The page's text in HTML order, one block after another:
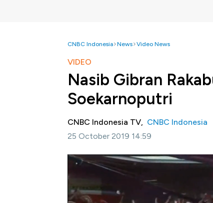
CNBC Indonesia News Video News
VIDEO
Nasib Gibran
Soekarnoputri
CNBC Indonesia TV, CNBC Indonesia
25 October 2019 14:59
Jakarta, CNBC Indonesia -Sekretaris
keputusan akhir terkait nasib Gibran
Soekarnoputri. Hasto menyebut PDIP